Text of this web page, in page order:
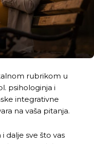
rubrikom u
psihologinja i
integrativne
na vaša pitanja.
dalje sve što vas